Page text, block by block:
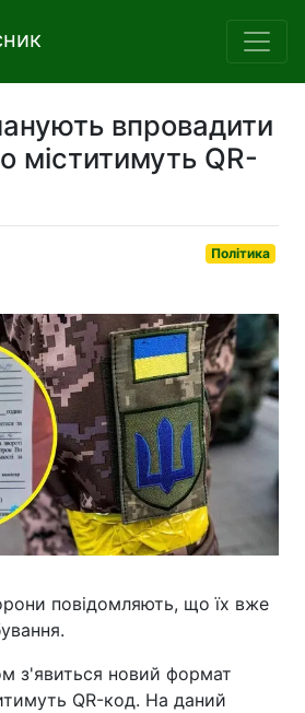
впровадити
міститимуть QR-
Політика
повідомляють, що їх вже
з'явиться новий формат
QR-код. На даний